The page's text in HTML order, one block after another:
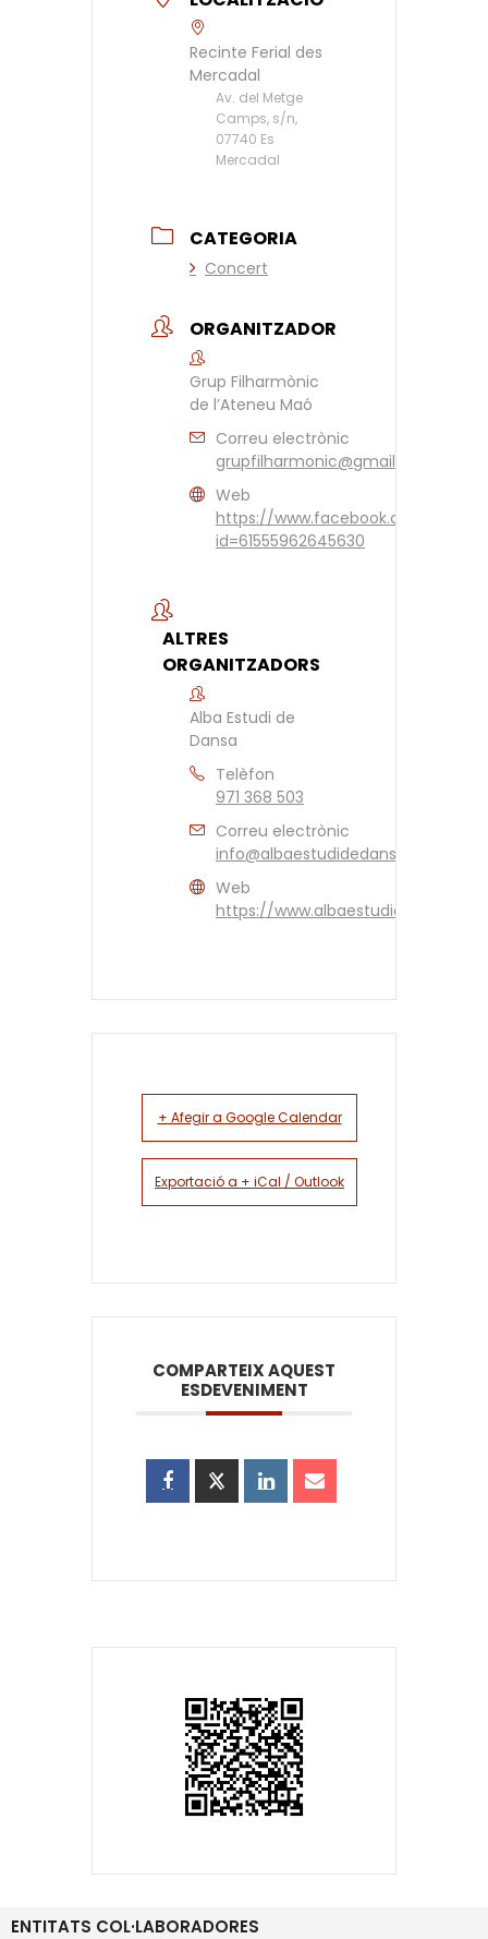
Recinte Ferial des
Mercadal
Av. del Metge
Camps, s/n,
07740 Es
Mercadal
CATEGORIA
Concert
ORGANITZADOR
Grup Filharmònic
de l’Ateneu Maó
Correu electrònic
grupfilharmonic@gmail.com
Web
https://www.facebook.com/
id=61555962645630
ALTRES
ORGANITZADORS
Alba Estudi de
Dansa
Telèfon
971 368 503
Correu electrònic
info@albaestudidedansa.com
Web
https://
+ Afegir a Google Calendar
Exportació a + iCal / Outlook
COMPARTEIX AQUEST
ESDEVENIMENT
ENTITATS COL·LABORADORES